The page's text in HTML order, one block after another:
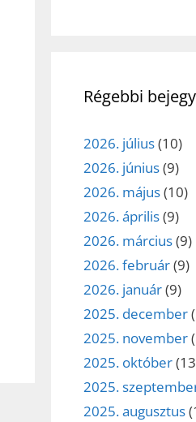
Régebbi
2026. július(10)
2026. június(9)
2026. május(10)
2026. április(9)
2026. március(9)
2026. február(9)
2026. január(9)
2025. december
2025. november
2025. október
2025.
2025. augusztus